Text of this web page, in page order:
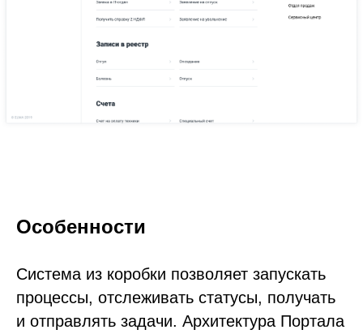
Особенности
Система из коробки позволяет запускать
процессы, отслеживать статусы, получать
и отправлять задачи. Архитектура Портала